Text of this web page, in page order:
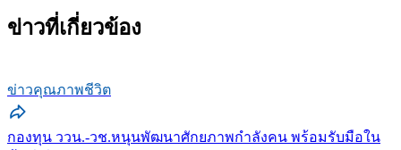
ข่าวที่เกี่ยวข้อง
ข่าวคุณภาพชีวิต
กองทุน ววน.-วช.หนุนพัฒนาศักยภาพกำลังคน พร้อมรับมือใน